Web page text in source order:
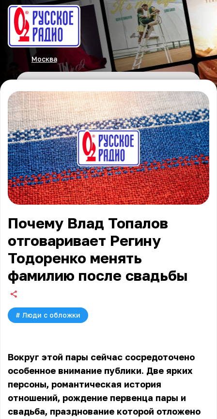
Москва
Почему Влад Топалов
отговаривает Регину
Тодоренко менять
фамилию после свадьбы
# Люди с обложки
Вокруг этой пары сейчас сосредоточено
особенное внимание публики. Две ярких
персоны, романтическая история
отношений, рождение первенца пары и
свадьба, празднование которой отложено